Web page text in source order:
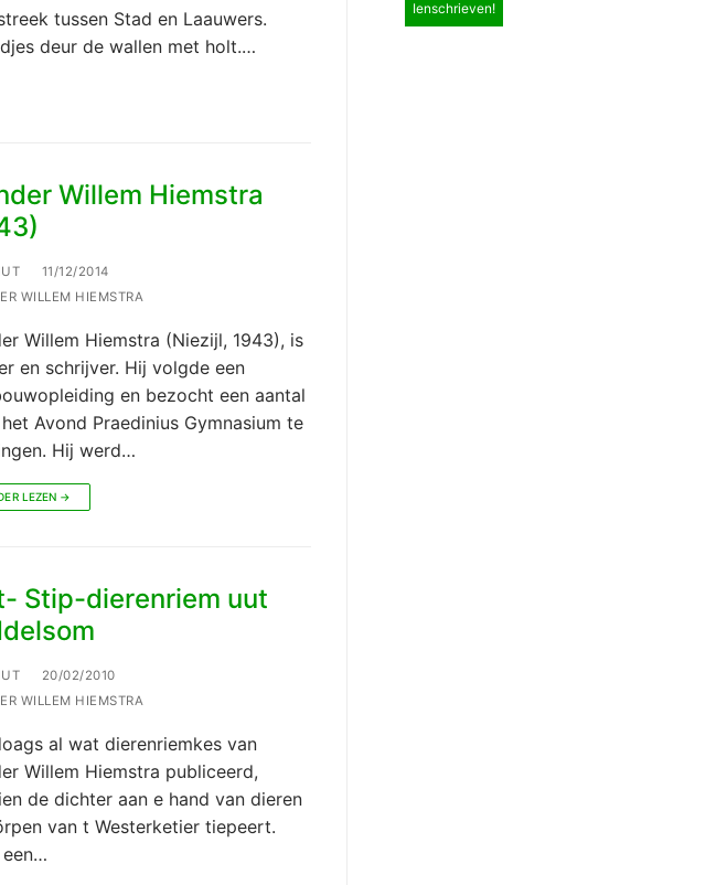
tussen Stad en Laauwers.
deur de wallen met holt.…
Willem Hiemstra
11/12/2014
WILLEM HIEMSTRA
Willem Hiemstra (Niezijl, 1943), is
en schrijver. Hij volgde een
en bezocht een aantal
Avond Praedinius Gymnasium te
Hij werd…
LEZEN →
Stip-dierenriem uut
20/02/2010
WILLEM HIEMSTRA
al wat dierenriemkes van
Willem Hiemstra publiceerd,
de dichter aan e hand van dieren
van t Westerketier tiepeert.
een…